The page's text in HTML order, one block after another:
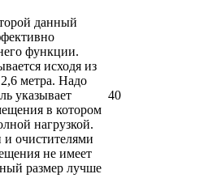
данный
функции.
исходя из
метра. Надо
указывает
в котором
нагрузкой.
очистителями
не имеет
размер лучше
40